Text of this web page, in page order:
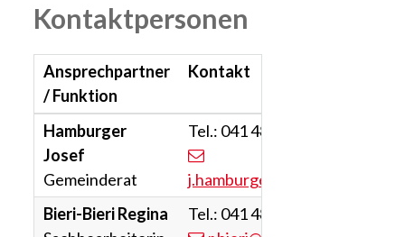
Kontaktpersonen
Ansprechpartner
/ Funktion
Kontakt
Hamburger
Josef
Gemeinderat
Tel.: 041 482 02 62
j.hamburger
Bieri-BieriRegina
Tel.: 041 482 02 59